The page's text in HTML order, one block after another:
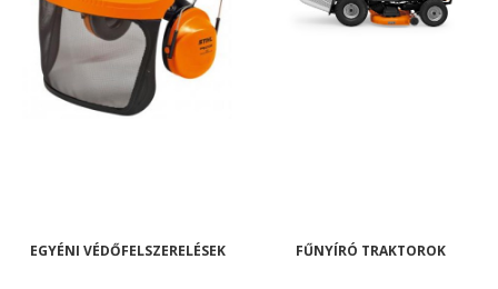
EGYÉNI VÉDŐFELSZERELÉSEK FŰNYÍRÓ TRAKTOROK